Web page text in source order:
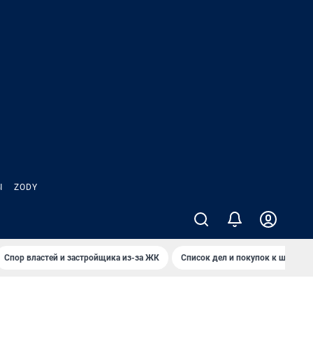
ZODY
Спор властей и застройщика из-за ЖК Список дел и покупок к школе